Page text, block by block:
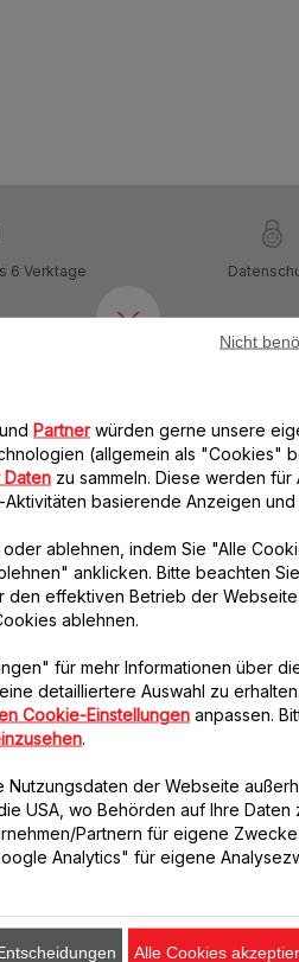
6 Verktage
legen
Für einen geräusch- und
Ihrer
CHF
In den
Partnerwürden gerne unsere
(allgemein als "Cookies"
Daten zu sammeln. Diese werden für
basierende Anzeigen und
ablehnen, indem Sie "Alle
anklicken. Bitte beachten
effektiven Betrieb der Webseite
ablehnen.
für mehr Informationen über
detailliertere Auswahl zu
Cookie-Einstellungen anpassen.
der Webseite
USA, wo Behörden auf Ihre
Partnern für eigene
Analytics" für eigene
Nicht
Alle Cookies